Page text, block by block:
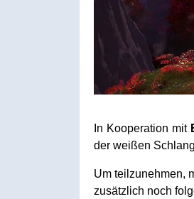
In Kooperation mit
der weißen
Um teilzunehmen,
zusätzlich noch